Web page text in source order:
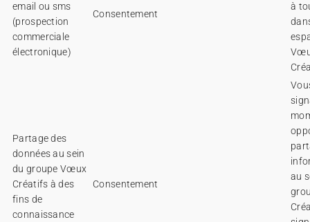
email ou sms
(prospection
commerciale
électronique)
Consentement
à
Partage des
données au sein
du groupe Vœux
Créatifs à des
fins de
connaissance
Consentement
au